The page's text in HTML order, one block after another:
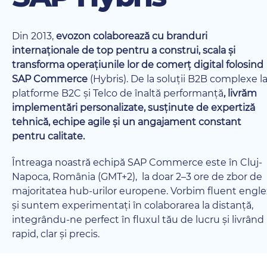
Din 2013, evozon colaborează cu branduri
internaționale de top pentru a construi, scala și
transforma operațiunile lor de comerț digital folosind
SAP Commerce (Hybris). De la soluții B2B complexe la
platforme B2C și Telco de înaltă performanță, livrăm
implementări personalizate, susținute de expertiză
tehnică, echipe agile și un angajament constant
pentru calitate.
Întreaga noastră echipă SAP Commerce este în Cluj-
Napoca, România (GMT+2), la doar 2–3 ore de zbor de
majoritatea hub-urilor europene. Vorbim fluent
și suntem experimentați în colaborarea la distanță,
integrându-ne perfect în fluxul tău de lucru și livrând
rapid, clar și precis.